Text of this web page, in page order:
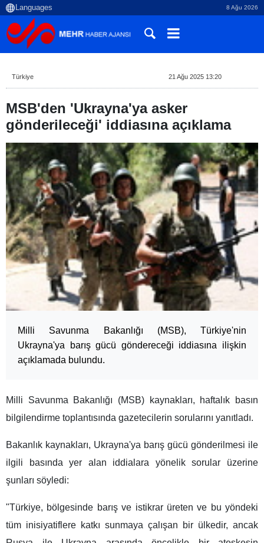
8 Ağu 2026
Türkiye 21 Ağu 2025 13:20
MSB'den 'Ukrayna'ya asker
gönderileceği' iddiasına açıklama
Milli Savunma Bakanlığı (MSB), Türkiye'nin
Ukrayna'ya barış gücü göndereceği iddiasına ilişkin
açıklamada bulundu.
Milli Savunma Bakanlığı (MSB) kaynakları, haftalık basın
bilgilendirme toplantısında gazetecilerin sorularını yanıtladı.
Bakanlık kaynakları, Ukrayna'ya barış gücü gönderilmesi ile
ilgili basında yer alan iddialara yönelik sorular üzerine
şunları söyledi:
"Türkiye, bölgesinde barış ve istikrar üreten ve bu yöndeki
tüm inisiyatiflere katkı sunmaya çalışan bir ülkedir, ancak